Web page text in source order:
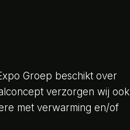
Groep beschikt over
verzorgen wij ook
met verwarming en/of